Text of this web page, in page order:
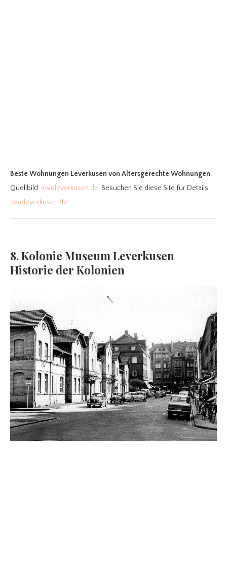
Beste Wohnungen Leverkusen von Altersgerechte Wohnungen.
Quellbild: awoleverkusen.de. Besuchen Sie diese Site für Details:
awoleverkusen.de
8. Kolonie Museum Leverkusen
Historie der Kolonien